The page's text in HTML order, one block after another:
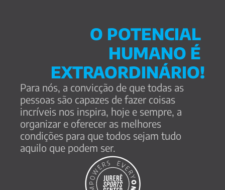
O POTENCIAL
HUMANO É
EXTRAORDINÁRIO!
Para nós, a convicção de que todas as
pessoas são capazes de fazer coisas
incríveis nos inspira, hoje e sempre, a
organizar e oferecer as melhores
condições para que todos sejam tudo
aquilo que podem ser.